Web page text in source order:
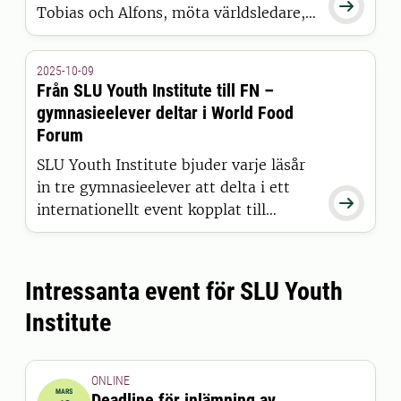

Tobias och Alfons, möta världsledare,
forskare och unga från hela världen.
Resan gav nya insikter om hur globalt
samarbete kan skapa en mer hållbar
framtid.

2025-10-09
Från SLU Youth Institute till FN –
gymnasieelever deltar i World Food
Forum
SLU Youth Institute bjuder varje läsår
in tre gymnasieelever att delta i ett
internationellt event kopplat till
livsmedelstrygghet och globala
arrangeras av FN:s
lantbruksorganisation FAO.
Intressanta event för SLU Youth
Institute
MARS
ONLINE